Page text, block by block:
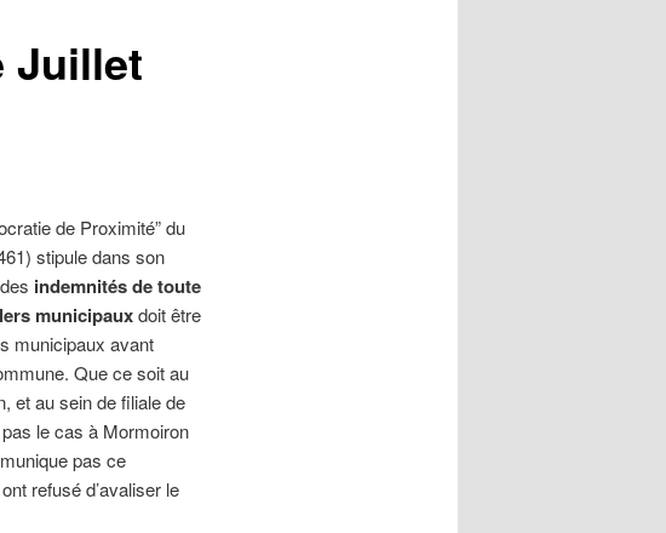
Juillet
de Proximité” du
stipule dans son
indemnités de toute
municipauxdoit être
municipaux avant
Que ce soit au
et au sein de filiale de
le cas à Mormoiron
pas ce
refusé d’avaliser le